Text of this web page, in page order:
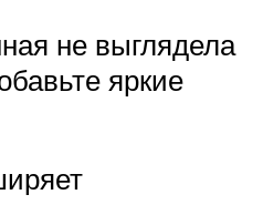
не выглядела
яркие